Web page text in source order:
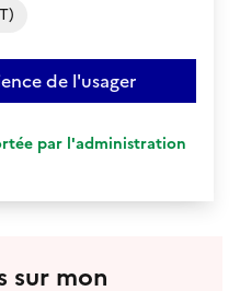
de l'usager
par l'administration
sur mon